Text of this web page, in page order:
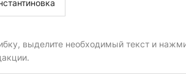
выделите необходимый текст и